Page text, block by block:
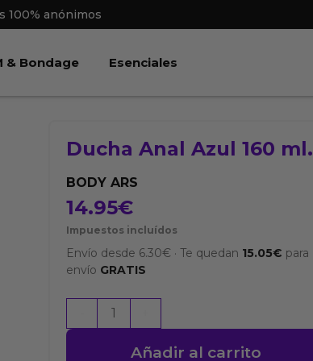
100% anónimos
& Bondage Abrir BDSM & Bondage
Esenciales
Ducha Anal Azul 160 ml.
BODY ARS
14.95€
Impuestos incluídos
Envío desde 6.30€ ·Te quedan 15.05€ para
envío GRATIS
Anal
Añadir al carrito